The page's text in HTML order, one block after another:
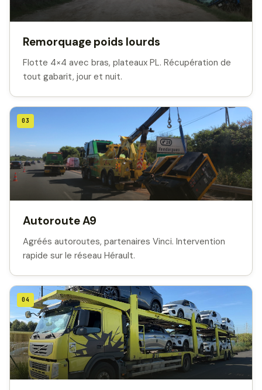
Remorquage poids lourds
Flotte 4×4 avec bras, plateaux PL. Récupération de
tout gabarit, jour et nuit.
03
Autoroute A9
Agréés autoroutes, partenaires Vinci. Intervention
rapide sur le réseau Hérault.
04